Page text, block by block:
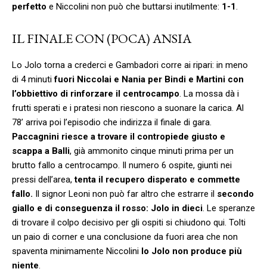
perfetto e Niccolini non può che buttarsi inutilmente: 1-1.
IL FINALE CON (POCA) ANSIA
Lo Jolo torna a crederci e Gambadori corre ai ripari: in meno
di 4 minutifuori Niccolai e Nania per Bindi e Martini con
l’obbiettivo di rinforzare il centrocampo. La mossa dà i
frutti sperati e i pratesi non riescono a suonare la carica. Al
78’ arriva poi l’episodio che indirizza il finale di gara.
Paccagnini riesce a trovare il contropiede giusto e
scappa a Balli, già ammonito cinque minuti prima per un
brutto fallo a centrocampo. Il numero 6 ospite, giunti nei
pressi dell’area,tenta il recupero disperato e commette
fallo. Il signor Leoni non può far altro che estrarre il secondo
giallo e di conseguenza il rosso: Jolo in dieci. Le speranze
di trovare il colpo decisivo per gli ospiti si chiudono qui. Tolti
un paio di corner e una conclusione da fuori area che non
spaventa minimamente Niccolini lo Jolo non produce più
niente.